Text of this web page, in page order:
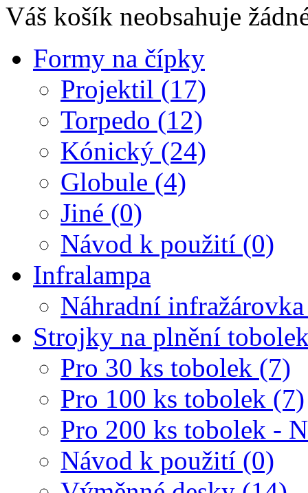
Váš košík neobsahuje
Formy na čípky
Projektil (17)
Torpedo (12)
Kónický (24)
Globule (4)
Jiné (0)
Návod k použití (0)
Infralampa
Náhradní
Strojky na plnění
Pro 30 ks tobolek (7)
Pro 100 ks tobolek (7)
Pro 200 ks tobolek -
Návod k použití (0)